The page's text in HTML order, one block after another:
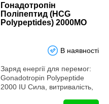
Гонадотропін
Поліпептид (HCG
Polypeptides) 2000МО
В наявності
Заряд енергії для перемог:
Gonadotropin Polypeptide
2000 IU Сила, витривалість,